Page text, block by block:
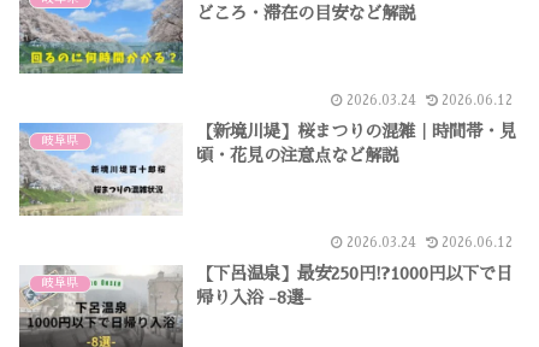
どころ・滞在の目安など解説
2026.03.24 2026.06.12
岐阜県
【新境川堤】桜まつりの混雑｜時間帯・見
頃・花見の注意点など解説
2026.03.24 2026.06.12
岐阜県
【下呂温泉】最安250円!?1000円以下で日
帰り入浴 -8選-